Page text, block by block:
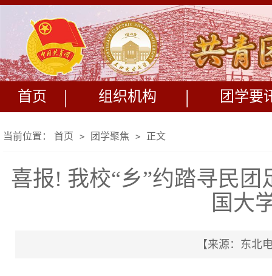
首页 | 组织机构 | 团学要
当前位置： 首页 > 团学聚焦 > 正文
喜报! 我校“乡”约踏寻民
国大
【来源：东北